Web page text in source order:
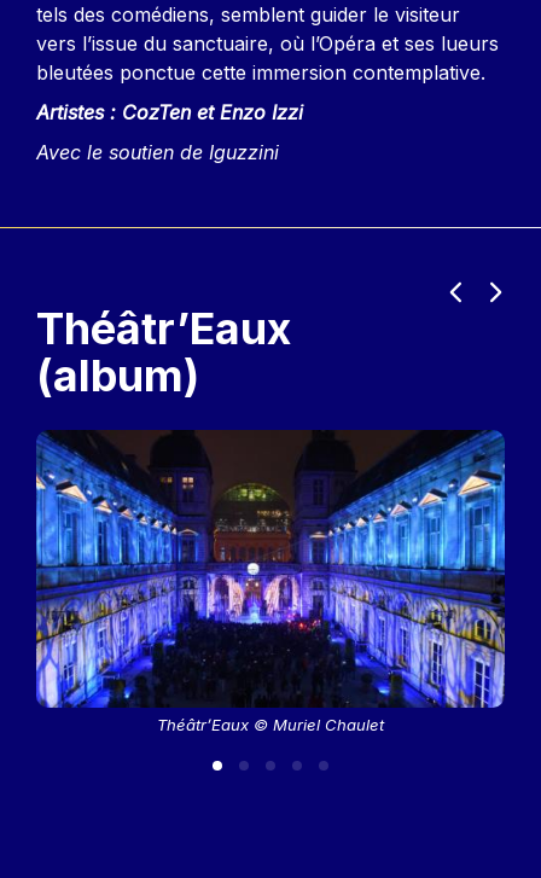
tels des comédiens, semblent guider le visiteur
vers l’issue du sanctuaire, où l’Opéra et ses lueurs
bleutées ponctue cette immersion contemplative.
Artistes : CozTen et Enzo Izzi
Avec le soutien de Iguzzini
Théâtr’Eaux
(album)
Théâtr’Eaux © Muriel Chaulet